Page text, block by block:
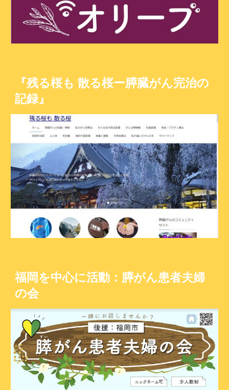
『残る桜も 散る桜ー膵臓がん完治の
記録』
福岡を中心に活動：膵がん患者夫婦
の会